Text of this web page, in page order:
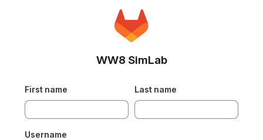
WW8 SimLab
First name Last name
Username